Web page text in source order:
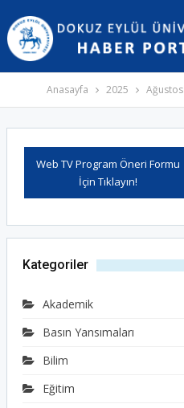
atla
atla
Anasayfa 2025 Ağustos
Web TV Program Öneri Formu
İçin Tıklayın!
Kategoriler
Akademik
Basın Yansımaları
Bilim
Eğitim